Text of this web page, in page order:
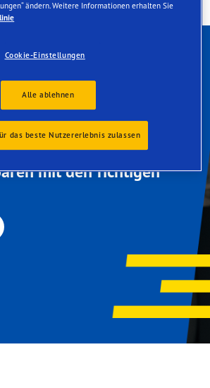
mit den richtigen
ändern. Weitere Informationen erhalten Sie
Cookie-Einstellungen
Alle ablehnen
das beste Nutzererlebnis zulassen